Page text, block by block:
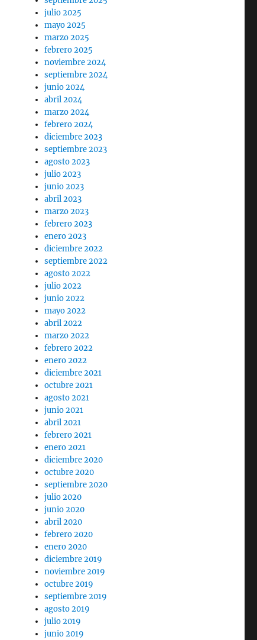
julio 2025
mayo 2025
marzo 2025
febrero 2025
noviembre 2024
septiembre 2024
junio 2024
abril 2024
marzo 2024
febrero 2024
diciembre 2023
septiembre 2023
agosto 2023
julio 2023
junio 2023
abril 2023
marzo 2023
febrero 2023
enero 2023
diciembre 2022
septiembre 2022
agosto 2022
julio 2022
junio 2022
mayo 2022
abril 2022
marzo 2022
febrero 2022
enero 2022
diciembre 2021
octubre 2021
agosto 2021
junio 2021
abril 2021
febrero 2021
enero 2021
diciembre 2020
octubre 2020
septiembre 2020
julio 2020
junio 2020
abril 2020
febrero 2020
enero 2020
diciembre 2019
noviembre 2019
octubre 2019
septiembre 2019
agosto 2019
julio 2019
junio 2019